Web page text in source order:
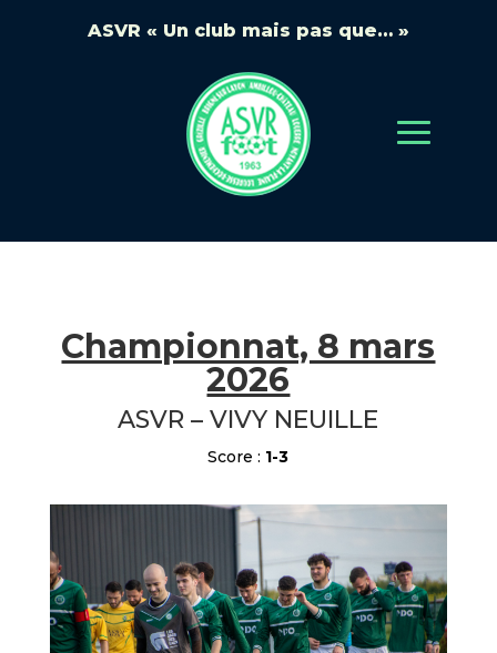
ASVR « Un club mais pas que… »
Championnat, 8 mars
2026
ASVR – VIVY NEUILLE
Score : 1-3